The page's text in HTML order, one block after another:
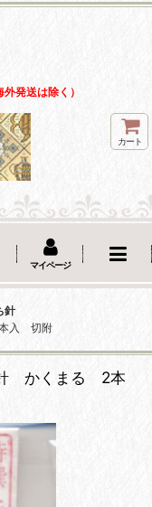
発送は除く）
カート
マイページ
針
入 切附
かくまる 2本